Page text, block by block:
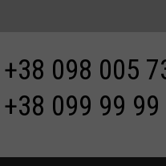
+38 098 005
+38 099 99 99